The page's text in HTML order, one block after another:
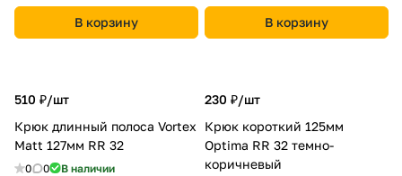
В корзину В корзину
510 ₽/шт
Крюк длинный полоса Vortex
Matt 127мм RR 32
0 0 В наличии
230 ₽/шт
Крюк короткий 125мм
Optima RR 32 темно-
коричневый